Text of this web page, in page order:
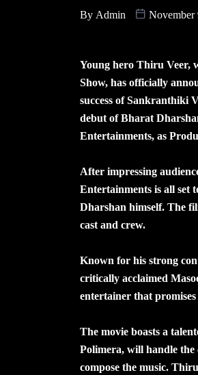
By Admin November
Young hero Thiru Veer,
Show, has officially
success of Sankranthiki
debut of Bharat
Entertainments, as
After impressing
Entertainments is all set
Dharshan himself. The
cast and crew.
Known for his strong
critically acclaimed
entertainer that
The movie boasts a
Polimera, will handle
compose the music.